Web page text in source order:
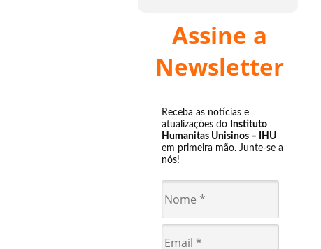
Assine a
Newsletter
Receba as notícias e
atualizações do Instituto
Humanitas Unisinos – IHU
em primeira mão. Junte-se a
nós!